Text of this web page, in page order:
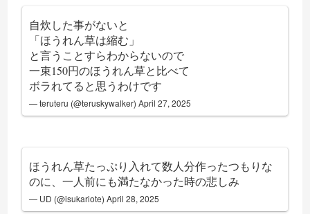
自炊した事がないと
「ほうれん草は縮む」
と言うことすらわからないので
一束150円のほうれん草と比べて
ボラれてると思うわけです
— teruteru (@teruskywalker)April 27, 2025
ほうれん草たっぷり入れて数人分作ったつもりな
のに、一人前にも満たなかった時の悲しみ
— UD (@isukariote)April 28, 2025